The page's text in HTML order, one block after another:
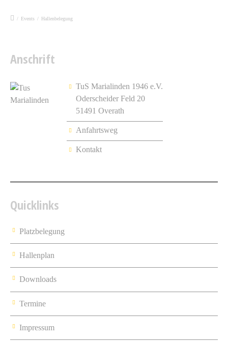
/ Events / Hallenbelegung
Anschrift
TuS Marialinden 1946 e.V.
Oderscheider Feld 20
51491 Overath
Anfahrtsweg
Kontakt
Quicklinks
Platzbelegung
Hallenplan
Downloads
Termine
Impressum